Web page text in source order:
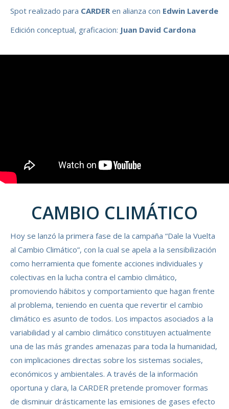
Spot realizado para CARDERen alianza con Edwin Laverde
Edición conceptual, graficacion: Juan David Cardona
CAMBIO CLIMÁTICO
Hoy se lanzó la primera fase de la campaña “Dale la Vuelta
al Cambio Climático”, con la cual se apela a la sensibilización
como herramienta que fomente acciones individuales y
colectivas en la lucha contra el cambio climático,
promoviendo hábitos y comportamiento que hagan frente
al problema, teniendo en cuenta que revertir el cambio
climático es asunto de todos. Los impactos asociados a la
variabilidad y al cambio climático constituyen actualmente
una de las más grandes amenazas para toda la humanidad,
con implicaciones directas sobre los sistemas sociales,
económicos y ambientales. A través de la información
oportuna y clara, la CARDER pretende promover formas
de disminuir drásticamente las emisiones de gases efecto